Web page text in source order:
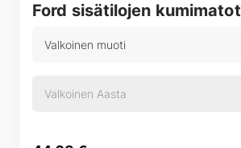
Ford sisätilojen kumimatot